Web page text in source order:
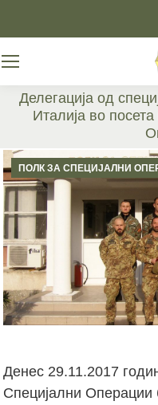
Делегација од
Италија во
ПОЛК ЗА СПЕЦИЈАЛНИ
Денес 29.11.2017
Специјални Операции